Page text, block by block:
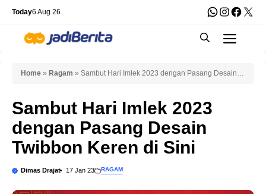
Skip
content
Today6 Aug 26 WhatsApp
X
Home » Ragam » Sambut Hari Imlek 2023 dengan Pasang Desain
Sambut Hari Imlek 2023
dengan Pasang Desain
Twibbon Keren di Sini
Dimas Drajat 17 Jan 23 RAGAM